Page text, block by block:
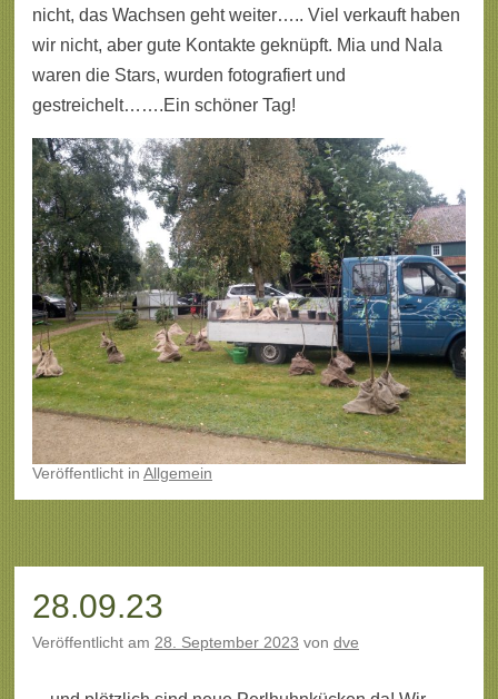
nicht, das Wachsen geht weiter….. Viel verkauft haben
wir nicht, aber gute Kontakte geknüpft. Mia und Nala
waren die Stars, wurden fotografiert und
gestreichelt…….Ein schöner Tag!
Veröffentlicht in Allgemein
28.09.23
Veröffentlicht am 28. September 2023 von dve